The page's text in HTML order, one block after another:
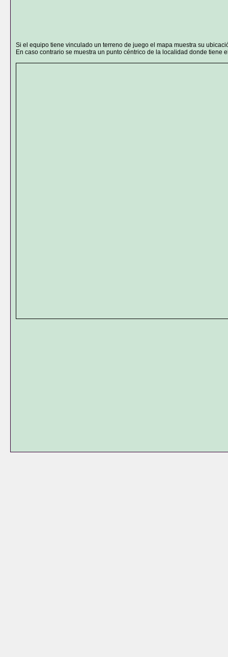
Si el equipo tiene vinculado un terreno de juego el mapa muestra su
En caso contrario se muestra un punto céntrico de la localidad donde tiene